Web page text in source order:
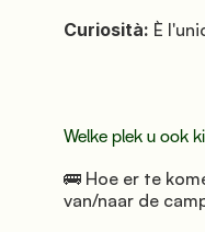
Curiosità: È
Welke plek u ook
🚌 Hoe er te
van/naar de